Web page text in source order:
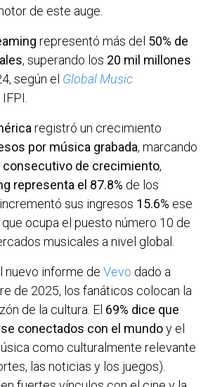
de este auge.
representó más del 50% de
, superando los 20 mil millones
según el Global Music
registró un crecimiento
por música grabada, marcando
consecutivo de crecimiento,
representa el 87.8% de los
incrementó sus ingresos 15.6% ese
ocupa el puesto número 10 de
musicales a nivel global.
nuevo informe de Vevo dado a
de 2025, los fanáticos colocan la
de la cultura. El 69% dice que
conectados con el mundoy el
como culturalmente relevante
las noticias y los juegos).